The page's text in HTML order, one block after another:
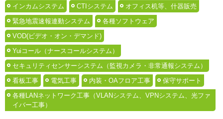
インカムシステム
CTIシステム
オフィス机等、什器販売
緊急地震速報連動システム
各種ソフトウェア
VOD(ビデオ・オン・デマンド)
Yuiコール（ナースコールシステム）
セキュリティセンサーシステム（監視カメラ・非常通報システム）
看板工事
電気工事 内装・OAフロア工事
保守サポート
各種LANネットワーク工事（VLANシステム、VPNシステム、光ファ
イバー工事）